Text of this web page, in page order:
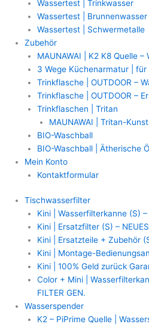
Wassertest | Trinkwasser
Wassertest | Brunnenwasser
Wassertest | Schwermetalle
Zubehör
MAUNAWAI | K2 K8 Quelle –
3 Wege Küchenarmatur | für
Trinkflasche | OUTDOOR –
Trinkflasche | OUTDOOR –
Trinkflaschen | Tritan
MAUNAWAI | Tritan-
BIO-Waschball
BIO-Waschball | Ätherische
Mein Konto
Kontaktformular
Tischwasserfilter
Kini | Wasserfilterkanne (S) –
Kini | Ersatzfilter (S) –
Kini | Ersatzteile + Zubehör
Kini | Montage-
Kini | 100% Geld zurück
Color + Mini |
FILTER GEN.
Wasserspender
K2 – PiPrime Quelle |